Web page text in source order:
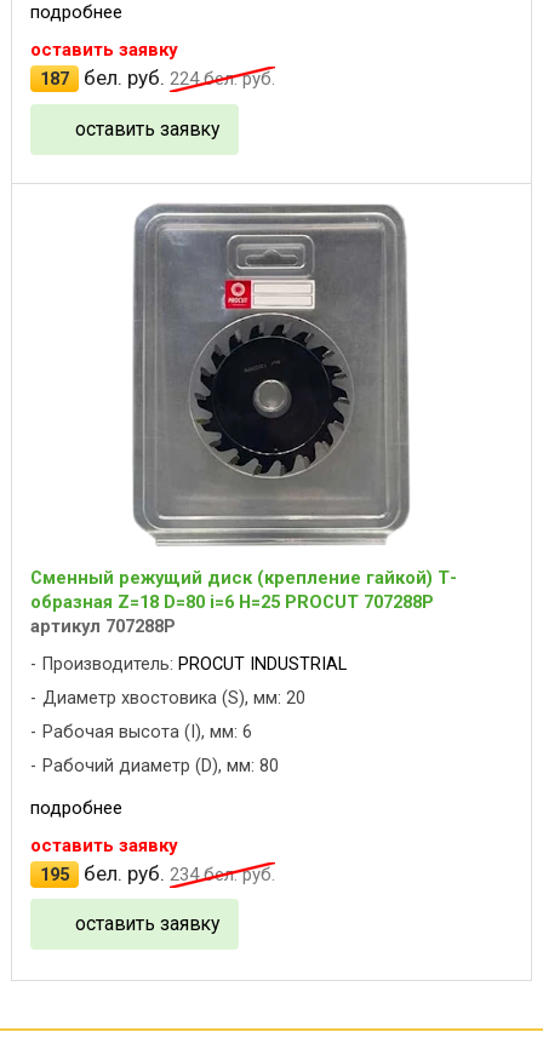
подробнее
оставить заявку
187
бел. руб. 224бел. руб.
оставить заявку
Сменный режущий диск (крепление гайкой) Т-
образная Z=18 D=80 i=6 H=25 PROCUT 707288P
артикул 707288P
Производитель: PROCUT INDUSTRIAL
Диаметр хвостовика (S), мм: 20
Рабочая высота (I), мм: 6
Рабочий диаметр (D), мм: 80
подробнее
оставить заявку
195
бел. руб. 234бел. руб.
оставить заявку